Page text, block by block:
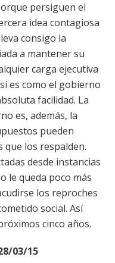
persiguen el
idea contagiosa
consigo la
a mantener su
carga ejecutiva
es como el gobierno
facilidad. La
es, además, la
pueden
los respalden.
desde instancias
le queda poco más
los reproches
social. Así
cinco años.
03/15